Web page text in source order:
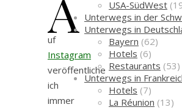
uf
Instagram
veröffentliche
ich
immer
USA-SüdWest
Unterwegs in der
Unterwegs in
Bayern (62)
Hotels (6)
Restaurants (53)
Unterwegs in
Hotels (7)
La Réunion (13)